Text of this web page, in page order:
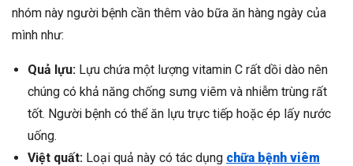
nhóm này người bệnh cần thêm vào bữa ăn hàng ngày của
mình như:
Quả lựu: Lựu chứa một lượng vitamin C rất dồi dào nên
chúng có khả năng chống sưng viêm và nhiễm trùng rất
tốt. Người bệnh có thể ăn lựu trực tiếp hoặc ép lấy nước
uống.
Việt quất: Loại quả này có tác dụng chữa bệnh viêm